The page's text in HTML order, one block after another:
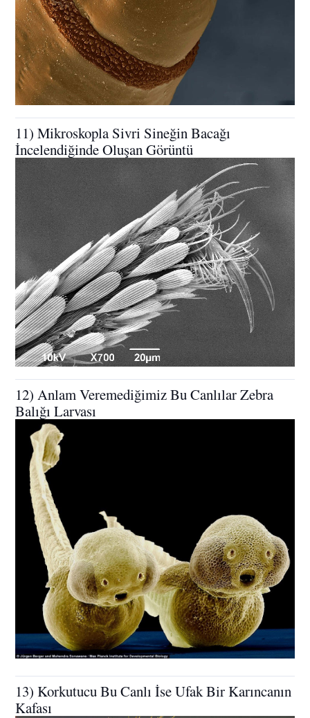
11) Mikroskopla Sivri Sineğin Bacağı
İncelendiğinde Oluşan Görüntü
12) Anlam Veremediğimiz Bu Canlılar Zebra
Balığı Larvası
13) Korkutucu Bu Canlı İse Ufak Bir Karıncanın
Kafası